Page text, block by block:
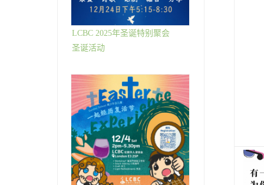
LCBC 2025年圣诞特别聚会
圣诞活动